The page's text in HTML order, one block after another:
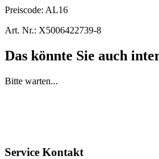
Preiscode: AL16
Art. Nr.: X5006422739-8
Das könnte Sie auch
Bitte warten...
Service Kontakt